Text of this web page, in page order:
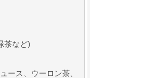
茶など)
ース、ウーロン茶、